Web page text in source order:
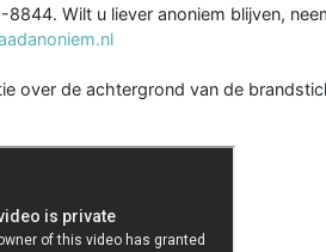
8844. Wilt u liever anoniem blijven,
over de achtergrond van de